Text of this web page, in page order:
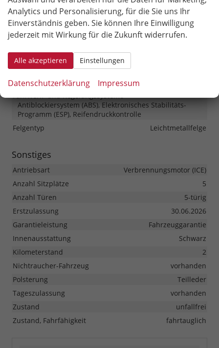
Scheiben, Verglasung
Frontscheibe beheizbar, Privacy Glass (Heckscheibe und
hintere Seitenscheiben abgedunkelt)
Räder & Technik
Antriebsachse
Bremsen
Elektronische Parkbremse
Fahrwerk- und Regelungssysteme
Antiblockiersystem (ABS), Elektronisches Stabilitäts-
Programm (ESP), Reifendruckkontrolle
Felgentyp
Leichtmetallfelge
Sonstiges
Antriebsart
Verbrennungsmotor (ICE)
Anzahl Sitzplätze
5
Anzahl Türen
5-türig
Erstzulassung
30.06.2026
Garantieleistung
Fahrzeuggarantie
Innenausstattung
Schwarz
Kilometerstand
2
Nichtraucher-Fahrzeug
vorhanden
Polsterung
Teilleder
Tageszulassung
vorhanden
Zustand
unfallfrei
Zustand, Fahrfähigkeit
fahrtauglich
Analytics und Personalisierung, für die Sie uns Ihr
Einverständnis geben. Sie können Ihre Einwilligung
jederzeit mit Wirkung für die Zukunft widerrufen.
Alle akzeptieren Einstellungen
Datenschutzerklärung Impressum